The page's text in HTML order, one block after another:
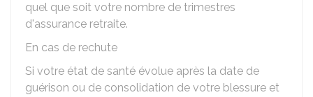
quel que soit votre nombre de trimestres
d'assurance retraite.
En cas de rechute
Si votre état de santé évolue après la date de
guérison ou de consolidation de votre blessure et